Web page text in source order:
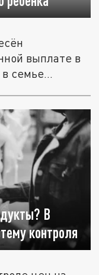
выплате в
семье...
В
контроля